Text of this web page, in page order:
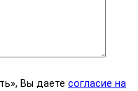
Вы даете согласие на